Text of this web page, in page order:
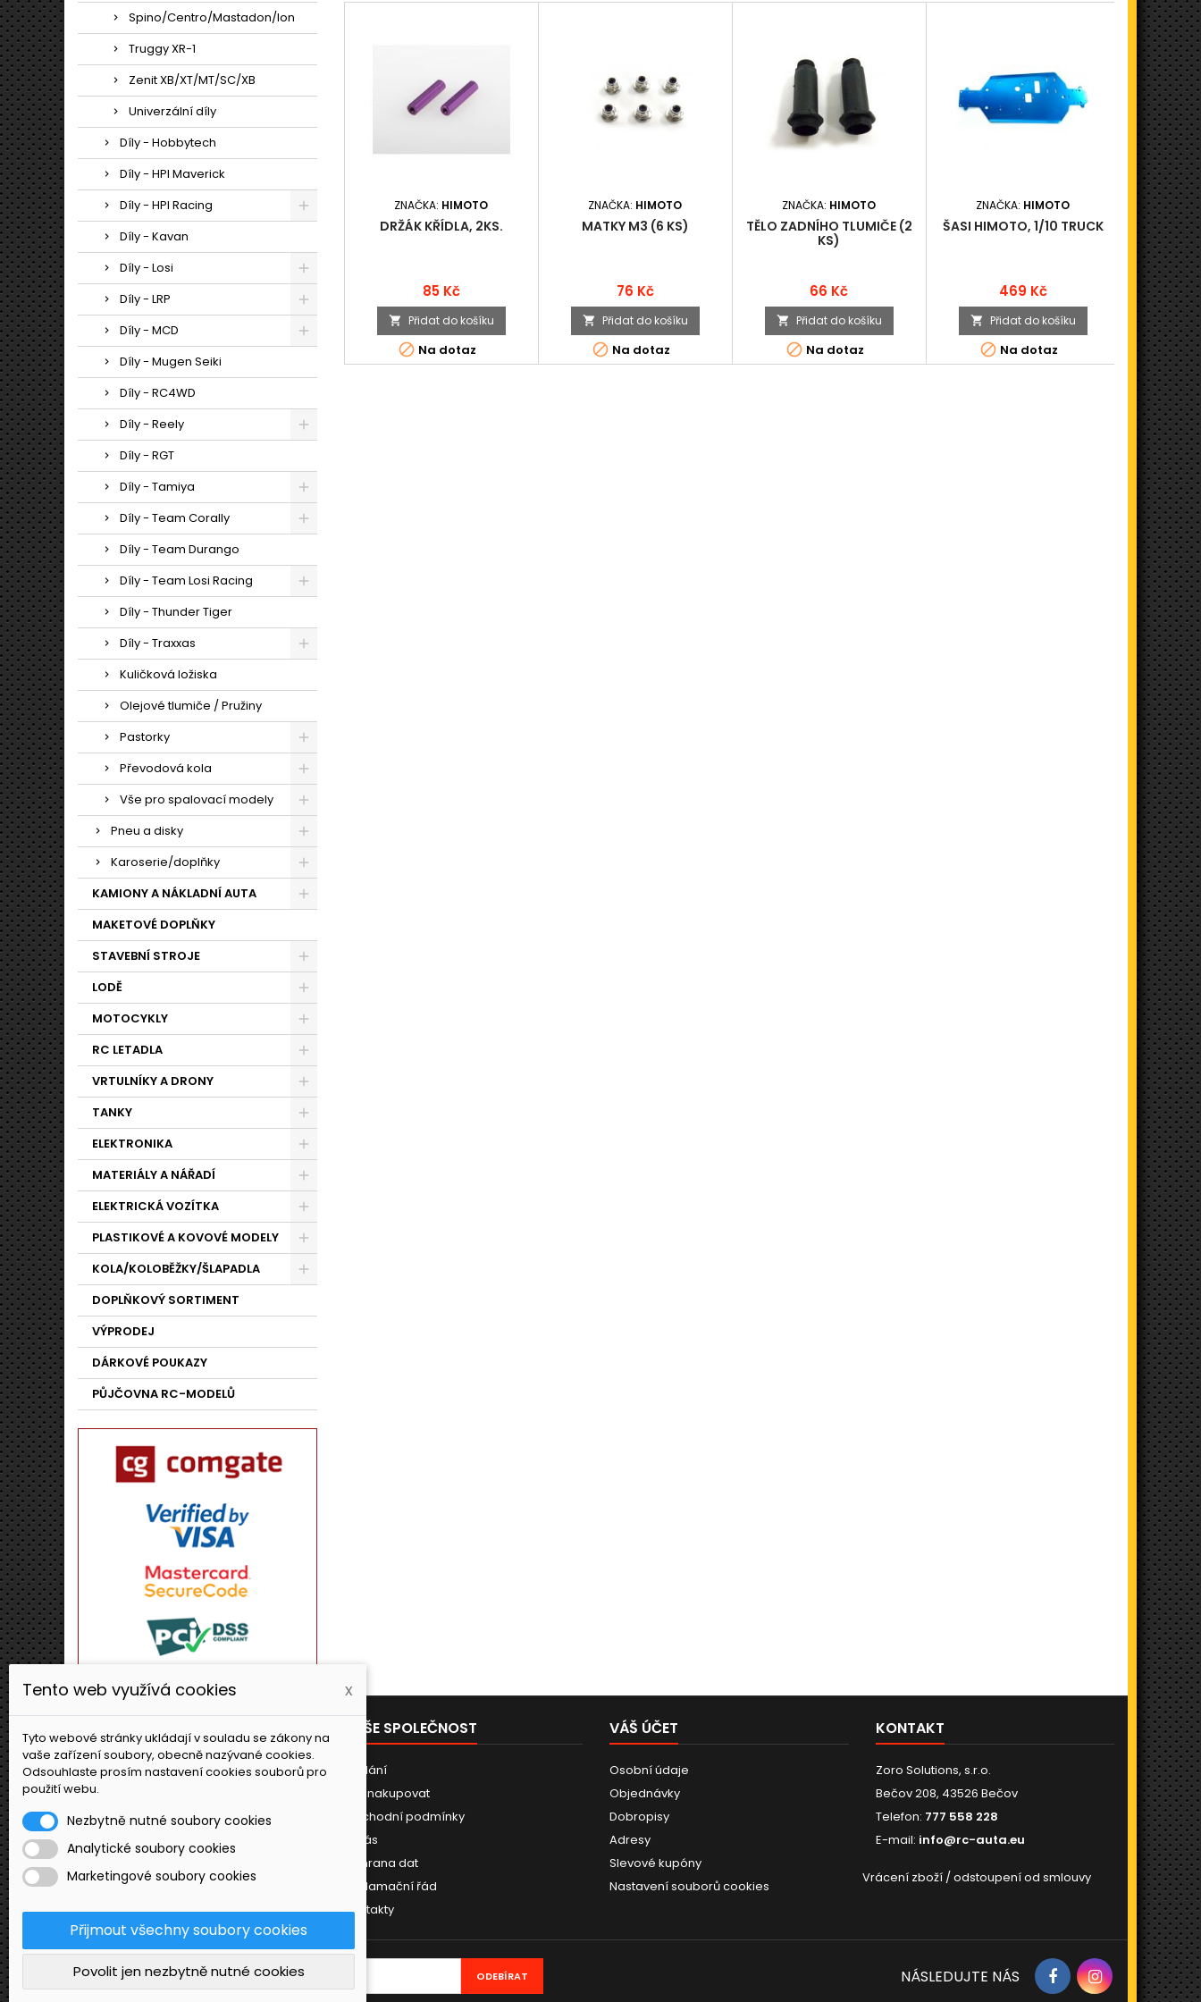
Spino/Centro/Mastadon/Ion
Truggy XR-1
Zenit XB/XT/MT/SC/XB
Univerzální díly
Díly - Hobbytech
Díly - HPI Maverick
Díly - HPI Racing
Díly - Kavan
Díly - Losi
Díly - LRP
Díly - MCD
Díly - Mugen Seiki
Díly - RC4WD
Díly - Reely
Díly - RGT
Díly - Tamiya
Díly - Team Corally
Díly - Team Durango
Díly - Team Losi Racing
Díly - Thunder Tiger
Díly - Traxxas
Kuličková ložiska
Olejové tlumiče / Pružiny
Pastorky
Převodová kola
Vše pro spalovací modely
Pneu a disky
Karoserie/doplňky
KAMIONY A NÁKLADNÍ AUTA
MAKETOVÉ DOPLŇKY
STAVEBNÍ STROJE
LODĚ
MOTOCYKLY
RC LETADLA
VRTULNÍKY A DRONY
TANKY
ELEKTRONIKA
MATERIÁLY A NÁŘADÍ
ELEKTRICKÁ VOZÍTKA
PLASTIKOVÉ A KOVOVÉ MODELY
KOLA/KOLOBĚŽKY/ŠLAPADLA
DOPLŇKOVÝ SORTIMENT
VÝPRODEJ
DÁRKOVÉ POUKAZY
PŮJČOVNA RC-MODELŮ
ZNAČKA: HIMOTO
DRŽÁK KŘÍDLA, 2KS.
Cena
85 Kč
 Přidat do košíku
 Na dotaz
ZNAČKA: HIMOTO
MATKY M3 (6 KS)
Cena
76 Kč
 Přidat do košíku
 Na dotaz
ZNAČKA: HIMOTO
TĚLO ZADNÍHO TLUMIČE (2
KS)
Cena
66 Kč
 Přidat do košíku
 Na dotaz
ZNAČKA: HIMOTO
ŠASI HIMOTO, 1/10 TRUCK
Cena
469 Kč
 Přidat do košíku
 Na dotaz
3X8


PRODUKTY
Novinky
NAŠE SPOLEČNOST
Dodání
Jak nakupovat
Obchodní podmínky
O nás
Ochrana dat
Reklamační řád
Kontakty
VÁŠ ÚČET
Osobní údaje
Objednávky
Dobropisy
Adresy
Slevové kupóny
Nastavení souborů cookies
KONTAKT
Zoro Solutions, s.r.o.
Bečov 208, 43526 Bečov
Telefon: 777 558 228
E-mail: info@rc-auta.eu
Vrácení zboží / odstoupení od smlouvy
ODBĚR NOVINEK NÁSLEDUJTE NÁS
Tento web využívá cookies x
Tyto webové stránky ukládají v souladu se zákony na
vaše zařízení soubory, obecně nazývané cookies.
Odsouhlaste prosím nastavení cookies souborů pro
použití webu.
Nezbytně nutné soubory cookies
Analytické soubory cookies
Marketingové soubory cookies
Přijmout všechny soubory cookies
Povolit jen nezbytně nutné cookies